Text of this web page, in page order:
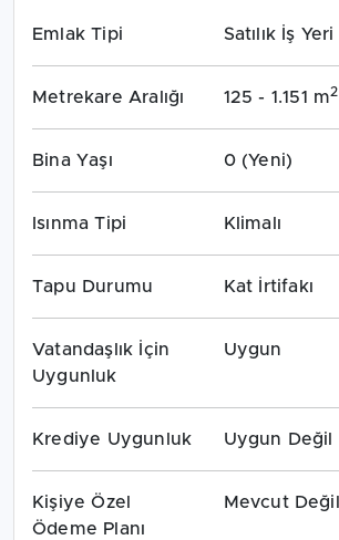
Emlak Tipi Satılık İş Yeri
Metrekare Aralığı 125 - 1.151 m2
Bina Yaşı 0 (Yeni)
Isınma Tipi Klimalı
Tapu Durumu Kat İrtifakı
Vatandaşlık İçin
Uygunluk
Uygun
Krediye Uygunluk Uygun Değil
Kişiye Özel
Ödeme Planı
Mevcut Değil